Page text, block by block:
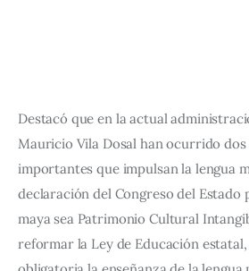
Destacó que en la actual
Mauricio Vila Dosal han ocurrido
importantes que impulsan la lengua
declaración del Congreso del Estado
maya sea Patrimonio Cultural
reformar la Ley de Educación